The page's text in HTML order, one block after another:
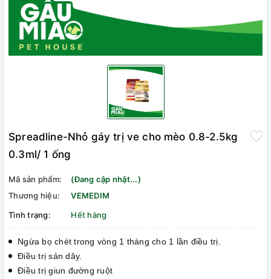
Spreadline-Nhỏ gáy trị ve cho mèo 0.8-2.5kg
0.3ml/ 1 ống
Mã sản phẩm:
(Đang cập nhật...)
Thương hiệu:
VEMEDIM
Tình trạng:
Hết hàng
Ngừa bọ chét trong vòng 1 tháng cho 1 lần điều trị.
Điều trị sán dây.
Điều trị giun đường ruột